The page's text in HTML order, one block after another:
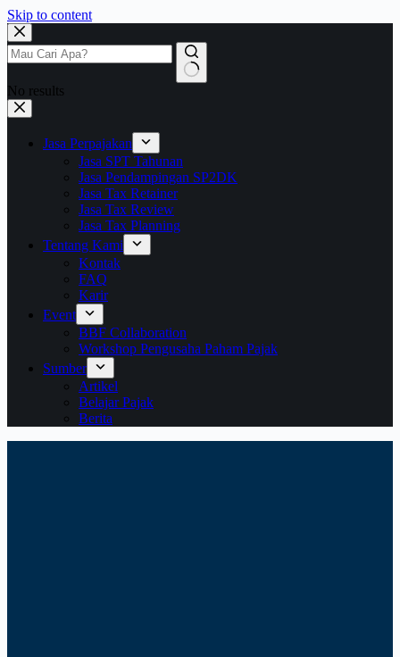
Skip to content
No results
Jasa Perpajakan
Jasa SPT Tahunan
Jasa Pendampingan SP2DK
Jasa Tax Retainer
Jasa Tax Review
Jasa Tax Planning
Tentang Kami
Kontak
FAQ
Karir
Event
BBF Collaboration
Workshop Pengusaha Paham Pajak
Sumber
Artikel
Belajar Pajak
Berita